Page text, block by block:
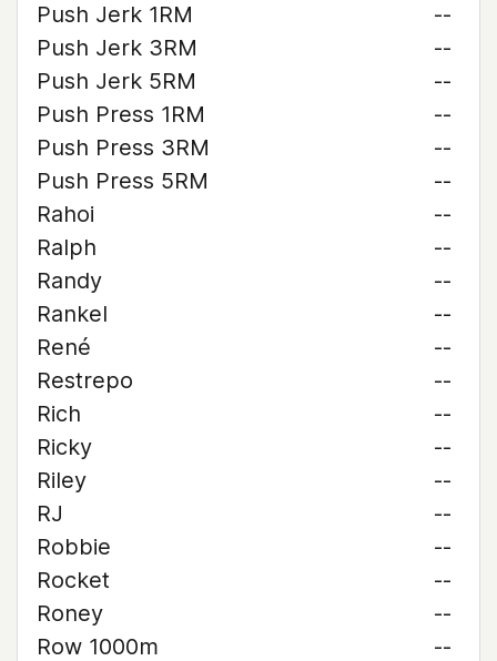
Push Jerk 1RM
--
Push Jerk 3RM
--
Push Jerk 5RM
--
Push Press 1RM
--
Push Press 3RM
--
Push Press 5RM
--
Rahoi
--
Ralph
--
Randy
--
Rankel
--
René
--
Restrepo
--
Rich
--
Ricky
--
Riley
--
RJ
--
Robbie
--
Rocket
--
Roney
--
Row 1000m
--